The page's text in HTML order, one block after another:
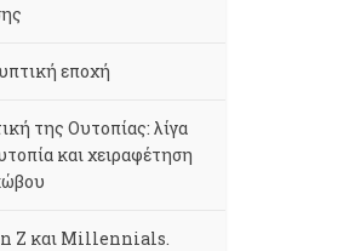
εποχή
της Ουτοπίας: λίγα
και χειραφέτηση
Z και Millennials.